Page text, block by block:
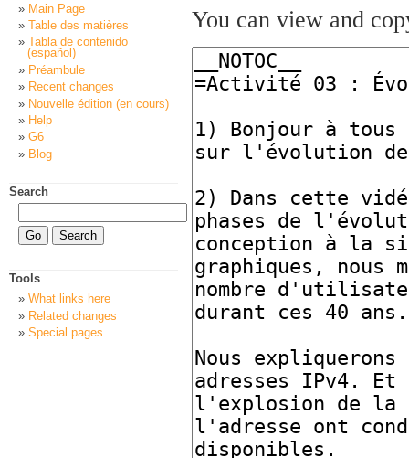
You can view and
Main Page
Table des matières
Tabla de contenido
(español)
Préambule
Recent changes
Nouvelle édition (en cours)
Help
G6
Blog
Search
Tools
What links here
Related changes
Special pages